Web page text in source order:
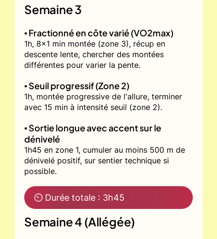
Semaine 3
▪️ Fractionné en côte varié (VO2max)
1h, 8x1 min montée (zone 3), récup en
descente lente, chercher des montées
différentes pour varier la pente.
▪️ Seuil progressif (Zone 2)
1h, montée progressive de l'allure, terminer
avec 15 min à intensité seuil (zone 2).
▪️ Sortie longue avec accent sur le
dénivelé
1h45 en zone 1, cumuler au moins 500 m de
dénivelé positif, sur sentier technique si
possible.
⏲ Durée totale : 3h45
Semaine 4 (Allégée)